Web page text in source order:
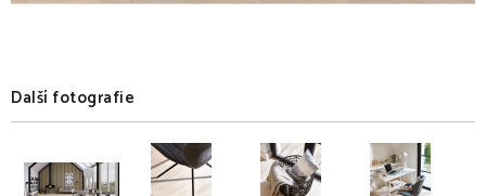
Další fotografie